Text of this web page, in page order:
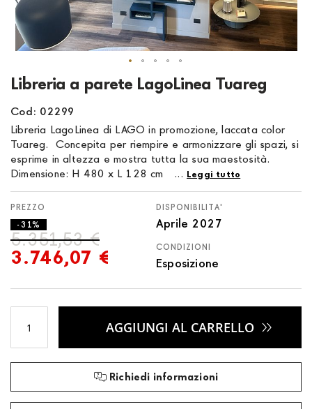
Libreria a parete LagoLinea Tuareg
Cod: 02299
Libreria LagoLinea di LAGO in promozione, laccata color
Tuareg. Concepita per riempire e armonizzare gli spazi, si
esprime in altezza e mostra tutta la sua maestosità.
Dimensione: H 480 x L 128 cm ... Leggi tutto
3.746,07 €
5.351,53 €
- 31%
DISPONIBILITA'
Aprile 2027
CONDIZIONI
Esposizione
AGGIUNGI AL CARRELLO
Richiedi informazioni
Vai
all'inizio
della
galleria
di
immagini